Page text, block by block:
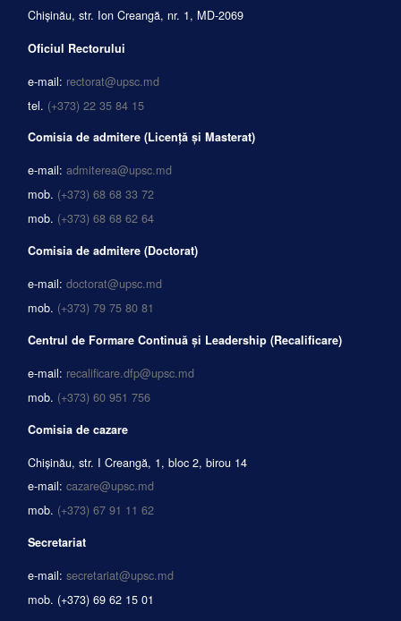
Chișinău, str. Ion Creangă, nr. 1, MD-2069
Oficiul Rectorului
e-mail: rectorat@upsc.md
tel. (+373) 22 35 84 15
Comisia de admitere (Licență și Masterat)
e-mail: admiterea@upsc.md
mob. (+373) 68 68 33 72
mob. (+373) 68 68 62 64
Comisia de admitere (Doctorat)
e-mail: doctorat@upsc.md
mob. (+373) 79 75 80 81
Centrul de Formare Continuă și Leadership (Recalificare)
e-mail: recalificare.dfp@upsc.md
mob. (+373) 60 951 756
Comisia de cazare
Chișinău, str. I Creangă, 1, bloc 2, birou 14
e-mail: cazare@upsc.md
mob. (+373) 67 91 11 62
Secretariat
e-mail: secretariat@upsc.md
mob. (+373) 69 62 15 01